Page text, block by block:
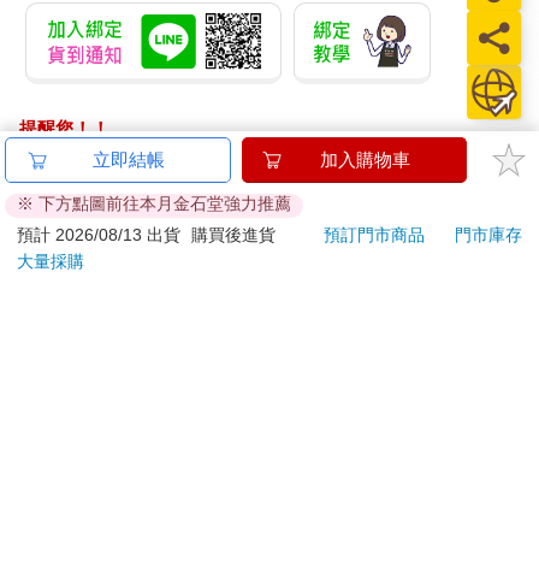
提醒您！！
金石堂及銀行均不會請您操作ATM! 如接獲電話要求您前往
ATM提款機，請不要聽從指示，以免受騙上當！
退換貨須知：
**提醒您，鑑賞期不等於試用期，退回商品須為全新狀態**
立即結帳 加入購物車
※ 下方點圖前往本月金石堂強力推薦
預計 2026/08/13 出貨
購買後進貨 預訂門市商品
門市庫存
大量採購